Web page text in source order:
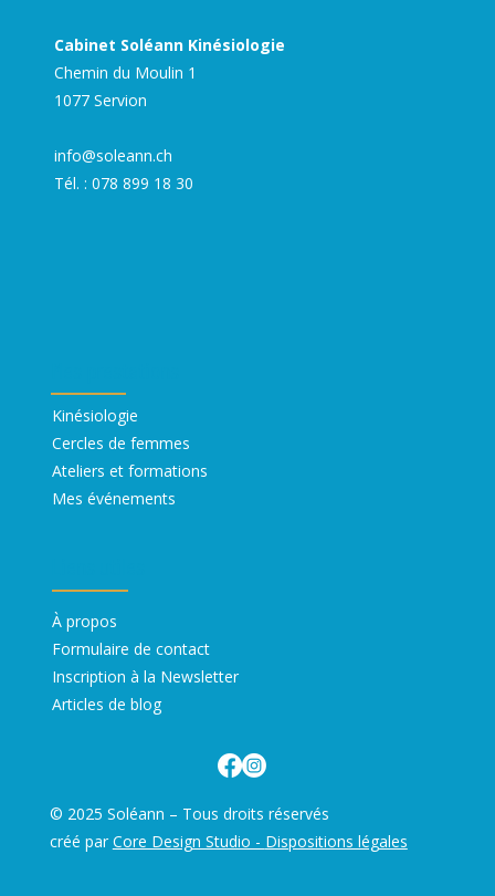
Cabinet Soléann Kinésiologie
Chemin du Moulin 1
1077 Servion
info@soleann.ch
Tél. : 078 899 18 30
Kinésiologie
Cercles de femmes
Ateliers et formations
Mes événements
À propos ​
Formulaire de contact
Inscription à la Newsletter
Articles de blog
© 2025 Soléann – Tous droits réservés
créé par Core Design Studio - Dispositions légales